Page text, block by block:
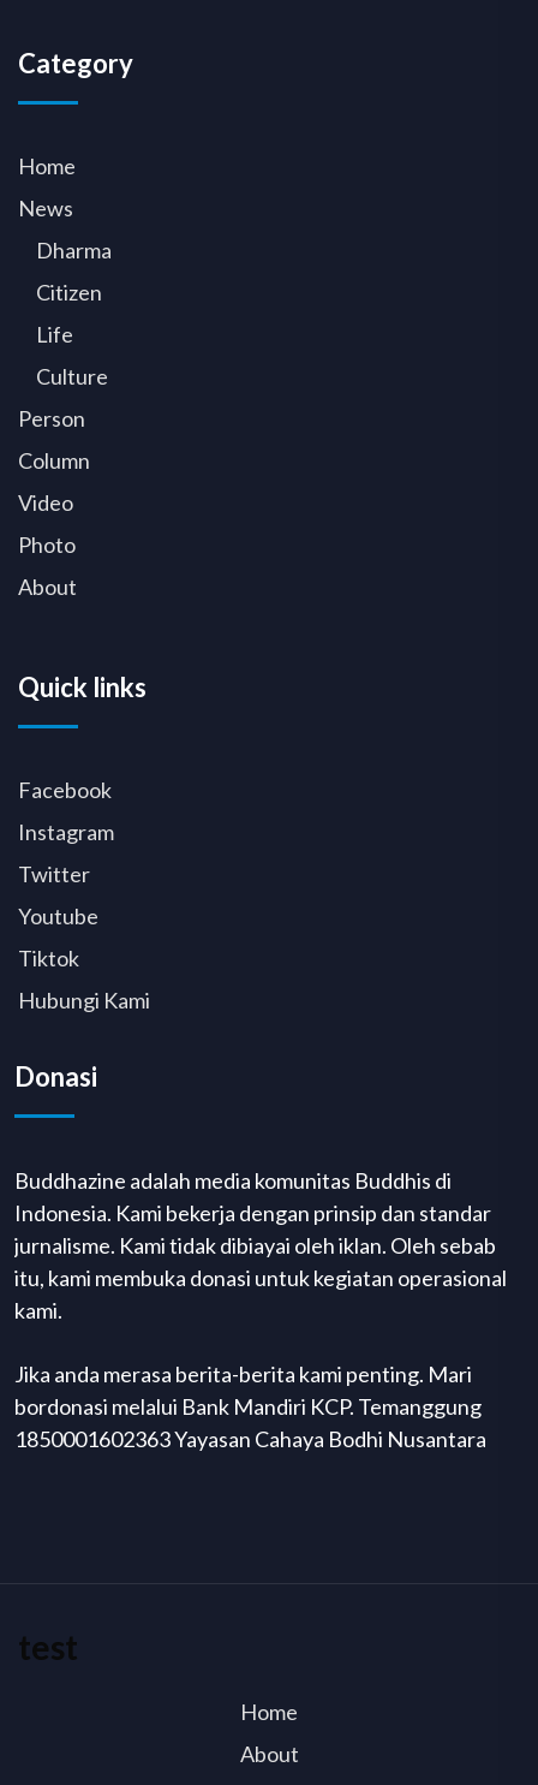
Category
Home
News
Dharma
Citizen
Life
Culture
Person
Column
Video
Photo
About
Quick links
Facebook
Instagram
Twitter
Youtube
Tiktok
Hubungi Kami
Donasi
Buddhazine adalah media komunitas Buddhis di
Indonesia. Kami bekerja dengan prinsip dan standar
jurnalisme. Kami tidak dibiayai oleh iklan. Oleh sebab
itu, kami membuka donasi untuk kegiatan operasional
kami.
Jika anda merasa berita-berita kami penting. Mari
bordonasi melalui Bank Mandiri KCP. Temanggung
1850001602363 Yayasan Cahaya Bodhi Nusantara
test
Home
About